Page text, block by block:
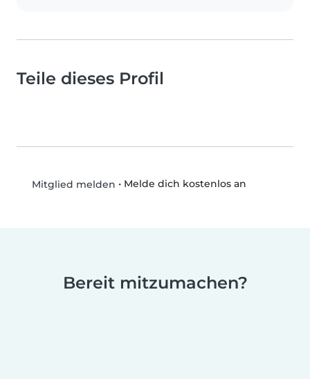
Teile dieses Profil
Mitglied melden • Melde dich kostenlos an
Bereit mitzumachen?